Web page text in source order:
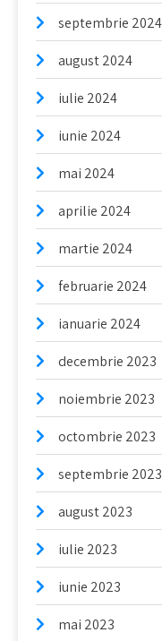
septembrie 2024
august 2024
iulie 2024
iunie 2024
mai 2024
aprilie 2024
martie 2024
februarie 2024
ianuarie 2024
decembrie 2023
noiembrie 2023
octombrie 2023
septembrie 2023
august 2023
iulie 2023
iunie 2023
mai 2023